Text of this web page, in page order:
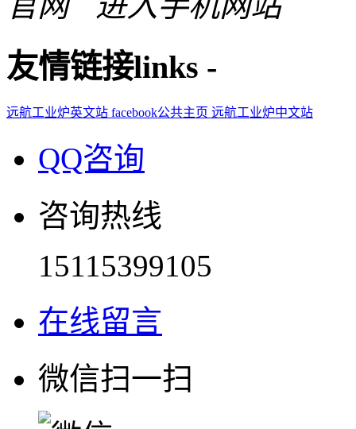
友情链接links -
远航工业炉英文站 facebook公共主页 远航工业炉中文站
QQ咨询
咨询热线
15115399105
在线留言
微信扫一扫